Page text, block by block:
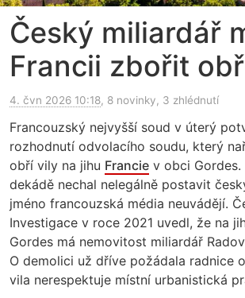
Český miliardář
Francii zbořit
4. čvn 2026 10:18, 8 novinky, 3 zhlédnutí
Francouzský nejvyšší soud v úterý
rozhodnutí odvolacího soudu, který
obří vily na jihu Francie v obci Gordes.
dekádě nechal nelegálně postavit
jméno francouzská média neuvádějí.
Investigace v roce 2021 uvedl, že na
Gordes má nemovitost miliardář
O demolici už dříve požádala radnice
vila nerespektuje místní urbanistická